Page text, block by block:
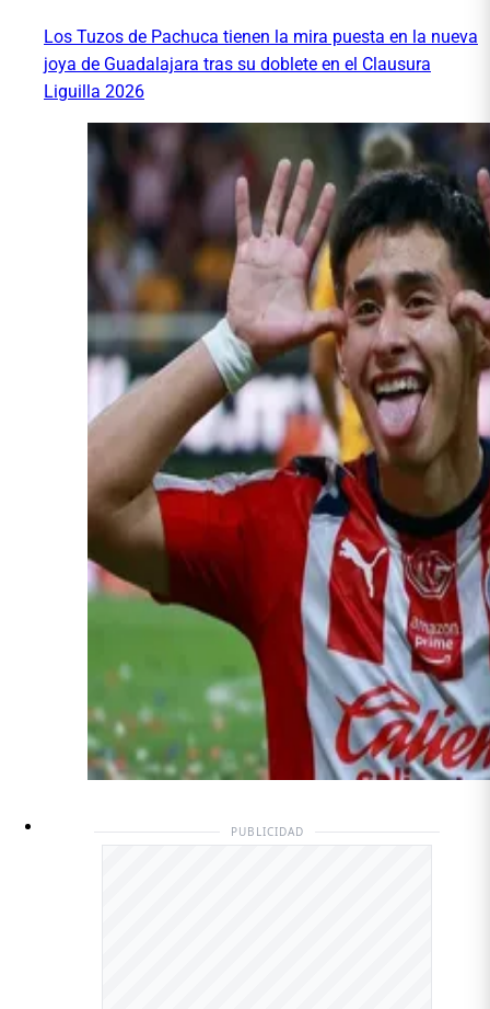
Los Tuzos de Pachuca tienen la mira puesta en la nueva
joya de Guadalajara tras su doblete en el Clausura
Liguilla 2026
PUBLICIDAD